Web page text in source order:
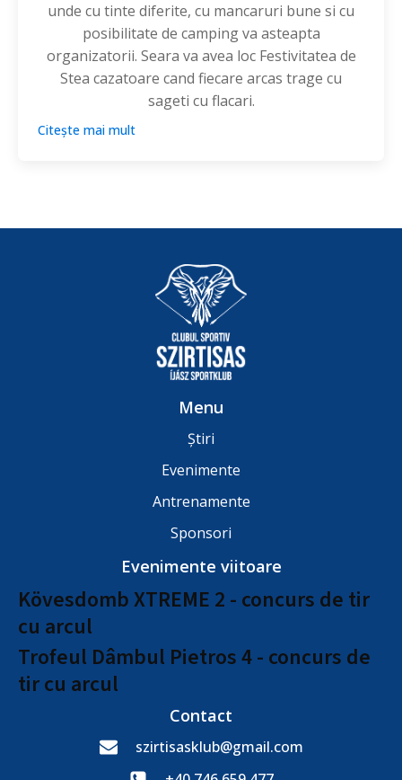
unde cu tinte diferite, cu mancaruri bune si cu
posibilitate de camping va asteapta
organizatorii. Seara va avea loc Festivitatea de
Stea cazatoare cand fiecare arcas trage cu
sageti cu flacari.
Citește mai mult
Menu
Știri
Evenimente
Antrenamente
Sponsori
Evenimente viitoare
Kövesdomb XTREME 2 - concurs de tir
cu arcul
Trofeul Dâmbul Pietros 4 - concurs de
tir cu arcul
Contact
szirtisasklub@gmail.com